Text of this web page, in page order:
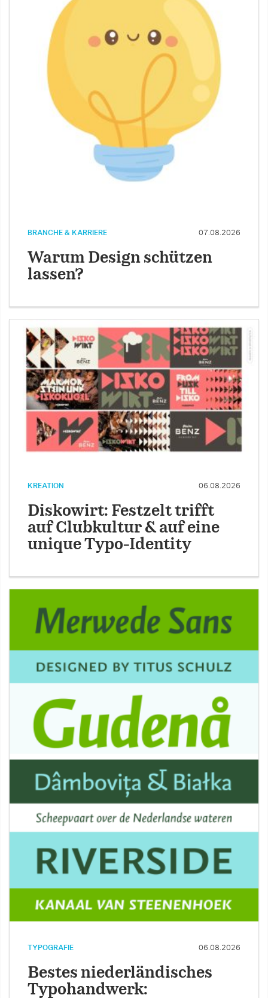
BRANCHE & KARRIERE 07.08.2026
Warum Design schützen
lassen?
KREATION 06.08.2026
Diskowirt: Festzelt trifft
auf Clubkultur & auf eine
unique Typo-Identity
TYPOGRAFIE 06.08.2026
Bestes niederländisches
Typohandwerk: